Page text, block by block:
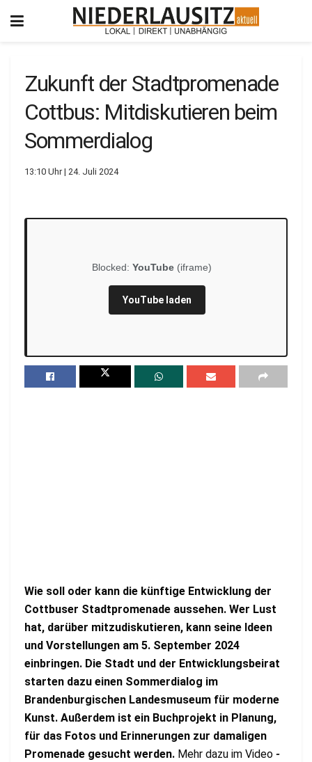
Zukunft der Stadtpromenade
Cottbus: Mitdiskutieren beim
Sommerdialog
13:10 Uhr | 24. Juli 2024
Blocked: YouTube(iframe)
YouTube laden
Wie soll oder kann die künftige Entwicklung der
Cottbuser Stadtpromenade aussehen. Wer Lust
hat, darüber mitzudiskutieren, kann seine Ideen
und Vorstellungen am 5. September 2024
einbringen. Die Stadt und der Entwicklungsbeirat
starten dazu einen Sommerdialog im
Brandenburgischen Landesmuseum für moderne
Kunst. Außerdem ist ein Buchprojekt in Planung,
für das Fotos und Erinnerungen zur damaligen
Promenade gesucht werden. Mehr dazu im Video -